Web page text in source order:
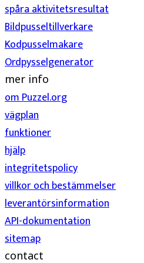
spåra aktivitetsresultat
Bildpusseltillverkare
Kodpusselmakare
Ordpysselgenerator
mer info
om Puzzel.org
vägplan
funktioner
hjälp
integritetspolicy
villkor och bestämmelser
leverantörsinformation
API-dokumentation
sitemap
contact